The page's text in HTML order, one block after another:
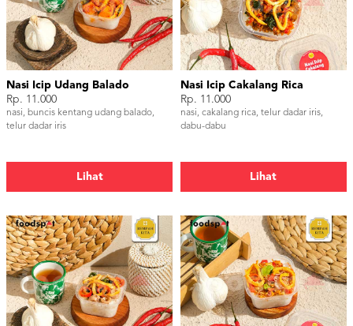
Nasi Icip Udang Balado
Rp. 11.000
nasi, buncis kentang udang balado,
telur dadar iris
Lihat
Nasi Icip Cakalang Rica
Rp. 11.000
nasi, cakalang rica, telur dadar iris,
dabu-dabu
Lihat